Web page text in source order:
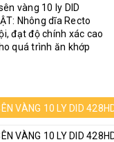
vàng 10 ly DID
Nhông dĩa Recto
đạt độ chính xác cao
quá trình ăn khớp
VÀNG 10 LY DID
VÀNG 10 LY DID